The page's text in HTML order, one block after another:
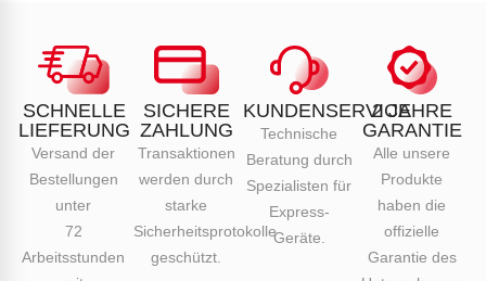
SCHNELLE
LIEFERUNG
Versand der
Bestellungen
unter
72
Arbeitsstunden
SICHERE
ZAHLUNG
Transaktionen
werden durch
starke
Sicherheitsprotokolle
geschützt.
KUNDENSERVICE
Technische
Beratung durch
Spezialisten für
Express-
Geräte.
2 JAHRE
GARANTIE
Alle unsere
Produkte
haben die
offizielle
Garantie des